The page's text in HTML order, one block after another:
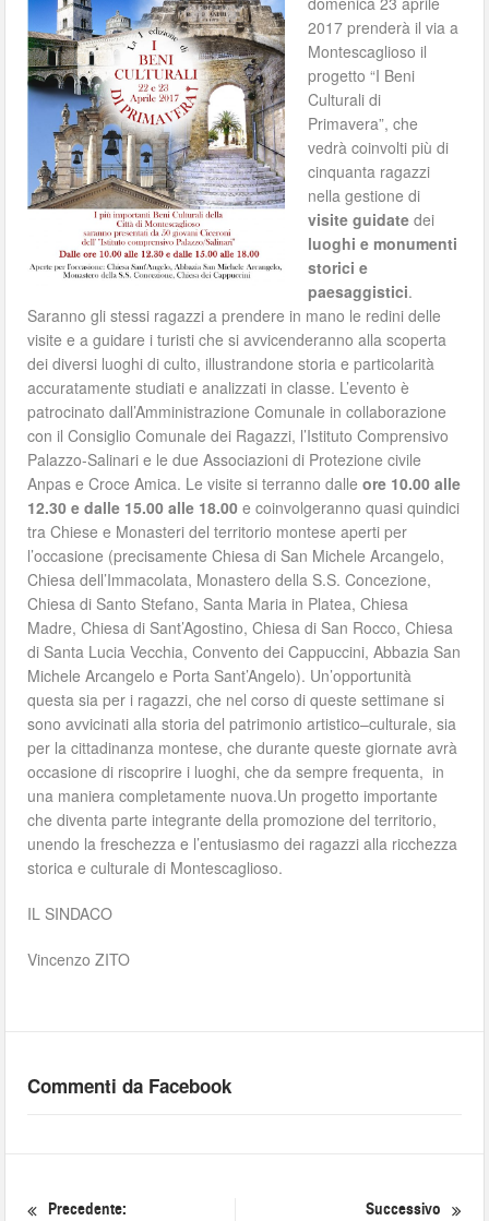
2017 prenderà il via a
Montescaglioso il
progetto “I Beni
Culturali di
Primavera”, che
vedrà coinvolti più di
cinquanta ragazzi
nella gestione di
visite guidate dei
luoghi e monumenti
storici e
paesaggistici.
Saranno gli stessi ragazzi a prendere in mano le redini delle
visite e a guidare i turisti che si avvicenderanno alla scoperta
dei diversi luoghi di culto, illustrandone storia e particolarità
accuratamente studiati e analizzati in classe. L’evento è
patrocinato dall’Amministrazione Comunale in collaborazione
con il Consiglio Comunale dei Ragazzi, l’Istituto Comprensivo
Palazzo-Salinari e le due Associazioni di Protezione civile
Anpas e Croce Amica. Le visite si terranno dalleore 10.00 alle
12.30 e dalle 15.00 alle 18.00 e coinvolgeranno quasi quindici
tra Chiese e Monasteri del territorio montese aperti per
l’occasione (precisamente Chiesa di San Michele Arcangelo,
Chiesa dell’Immacolata, Monastero della S.S. Concezione,
Chiesa di Santo Stefano, Santa Maria in Platea, Chiesa
Madre, Chiesa di Sant’Agostino, Chiesa di San Rocco, Chiesa
di Santa Lucia Vecchia, Convento dei Cappuccini, Abbazia San
Michele Arcangelo e Porta Sant’Angelo). Un’opportunità
questa sia per i ragazzi, che nel corso di queste settimane si
sono avvicinati alla storia del patrimonio artistico–culturale, sia
per la cittadinanza montese, che durante queste giornate avrà
occasione di riscoprire i luoghi, che da sempre frequenta, in
una maniera completamente nuova.Un progetto importante
che diventa parte integrante della promozione del territorio,
unendo la freschezza e l’entusiasmo dei ragazzi alla ricchezza
storica e culturale di Montescaglioso.
IL SINDACO
Vincenzo ZITO
Commenti da Facebook
Precedente: Successivo